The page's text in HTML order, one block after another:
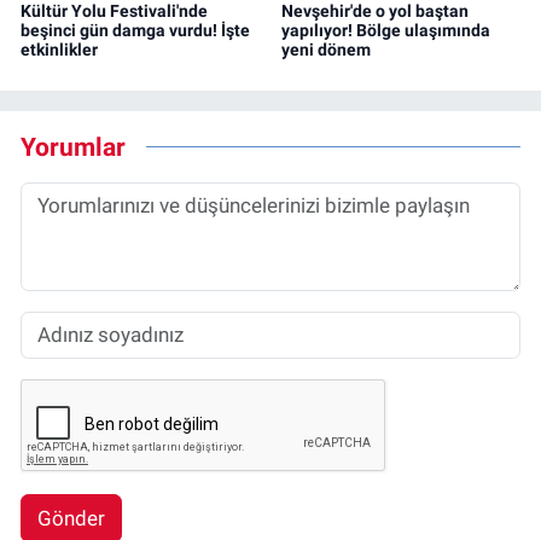
Kültür Yolu Festivali'nde
beşinci gün damga vurdu! İşte
etkinlikler
Nevşehir'de o yol baştan
yapılıyor! Bölge ulaşımında
yeni dönem
Yorumlar
Gönder